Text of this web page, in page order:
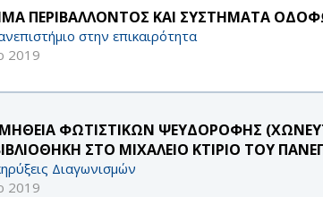
ΠΕΡΙΒΑΛΛΟΝΤΟΣ ΚΑΙ ΣΥΣΤΗΜΑΤΑ
στην επικαιρότητα
2019
ΦΩΤΙΣΤΙΚΩΝ ΨΕΥΔΟΡΟΦΗΣ
ΣΤΟ ΜΙΧΑΛΕΙΟ ΚΤΙΡΙΟ ΤΟΥ
Διαγωνισμών
2019